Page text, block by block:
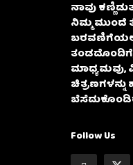
ನಾವು
ನಿಮ್ಮ ಮುಂದೆ
ಮಾಧ್ಯಮವು,
ಚಿತ್ರಣಗಳನ್ನು
Follow Us